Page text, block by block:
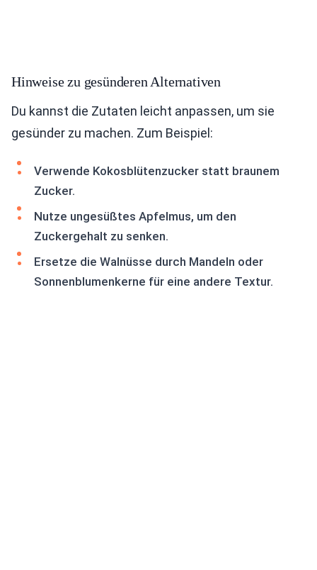
Hinweise zu gesünderen Alternativen
Du kannst die Zutaten leicht anpassen, um sie
gesünder zu machen. Zum Beispiel:
Verwende Kokosblütenzucker statt braunem
Zucker.
Nutze ungesüßtes Apfelmus, um den
Zuckergehalt zu senken.
Ersetze die Walnüsse durch Mandeln oder
Sonnenblumenkerne für eine andere Textur.